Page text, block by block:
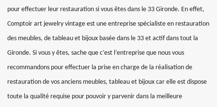
pour effectuer leur restauration si vous êtes dans le 33 Gironde. En effet,
Comptoir art jewelry vintage est une entreprise spécialiste en restauration
des meubles, de tableau et bijoux basée dans le 33 et actif dans tout la
Gironde. Si vous y êtes, sache que c’est l’entreprise que nous vous
recommandons pour effectuer la prise en charge de la réalisation de
restauration de vos anciens meubles, tableau et bijoux car elle est dispose
toute la qualité requise pour pouvoir y parvenir dans la meilleure